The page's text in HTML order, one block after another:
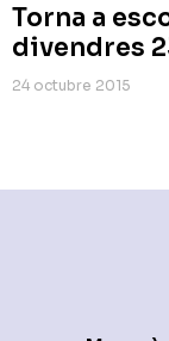
Torna a
divendres
24 octubre 2015